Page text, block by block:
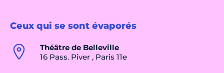
Ceux qui se sont évaporés
Théâtre de Belleville
16 Pass. Piver , Paris 11e